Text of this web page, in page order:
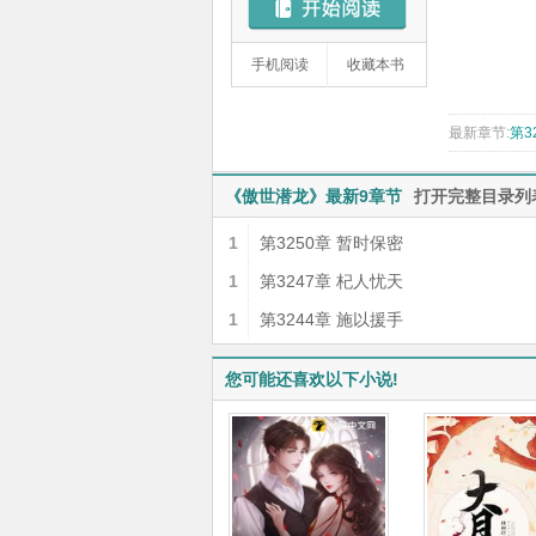
手机阅读 收藏本书
最新章节:第
《傲世潜龙》最新9章节 打开完整目录列
1
第3250章 暂时保密
1
第3247章 杞人忧天
1
第3244章 施以援手
您可能还喜欢以下小说!